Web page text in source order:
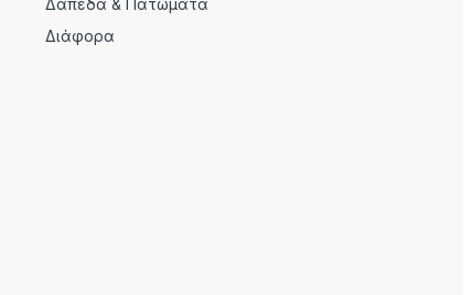
Δάπεδα & Πατώματα
Διάφορα